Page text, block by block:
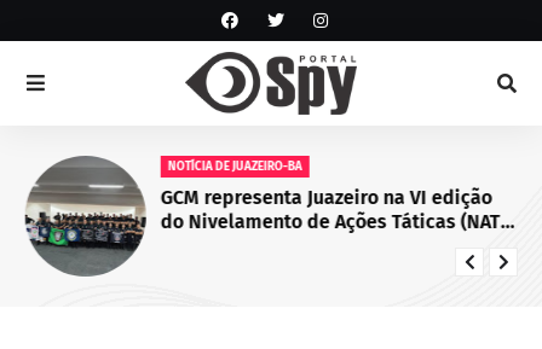
NOTÍCIA DE JUAZEIRO-BA
GCM representa Juazeiro na VI edição
do Nivelamento de Ações Táticas (NAT-